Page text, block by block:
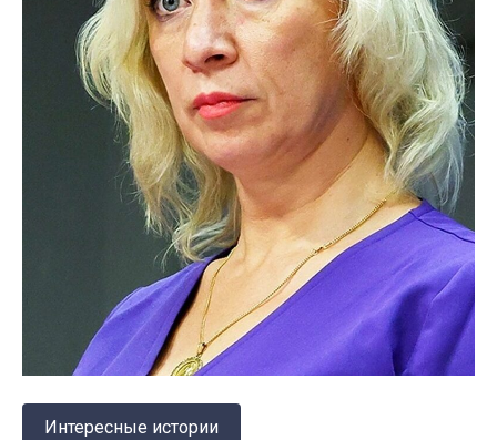
Интересные истории